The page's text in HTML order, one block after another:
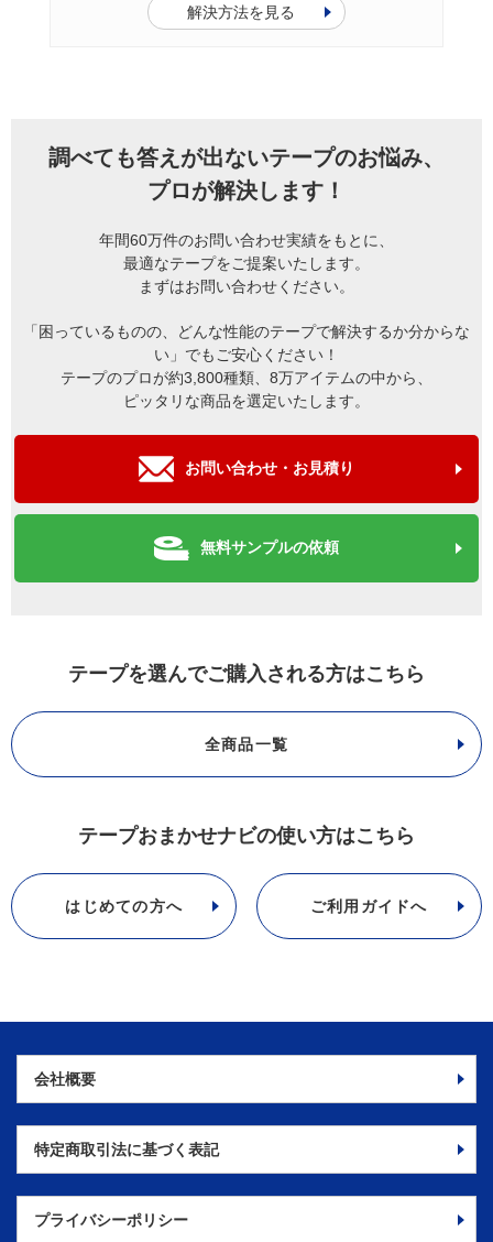
解決方法を見る
調べても答えが出ないテープのお悩み、
プロが解決します！
年間60万件のお問い合わせ実績をもとに、
最適なテープをご提案いたします。
まずはお問い合わせください。
「困っているものの、どんな性能のテープで解決するか分からな
い」でもご安心ください！
テープのプロが約3,800種類、8万アイテムの中から、
ピッタリな商品を選定いたします。
お問い合わせ・お見積り
無料サンプルの依頼
テープを選んでご購入される方はこちら
全商品一覧
テープおまかせナビの使い方はこちら
はじめての方へ ご利用ガイドへ
会社概要
特定商取引法に基づく表記
プライバシーポリシー